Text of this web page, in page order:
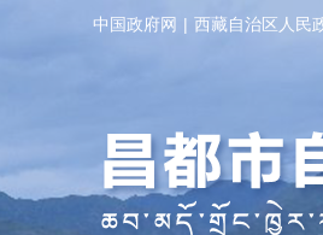
中国政府网 | 西藏自治区人民